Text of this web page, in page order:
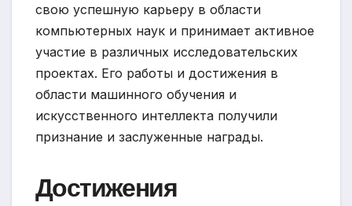
свою успешную карьеру в области
компьютерных наук и принимает активное
участие в различных исследовательских
проектах. Его работы и достижения в
области машинного обучения и
искусственного интеллекта получили
признание и заслуженные награды.
Достижения